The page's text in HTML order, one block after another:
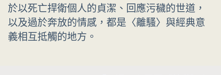
於以死亡捍衛個人的貞潔、回應污穢的世道，
以及過於奔放的情感，都是〈離騷〉與經典意
義相互抵觸的地方。